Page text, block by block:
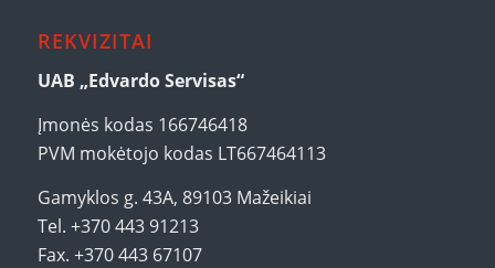
REKVIZITAI
UAB „Edvardo Servisas“
Įmonės kodas 166746418
PVM mokėtojo kodas LT667464113
Gamyklos g. 43A, 89103 Mažeikiai
Tel. +370 443 91213
Fax. +370 443 67107